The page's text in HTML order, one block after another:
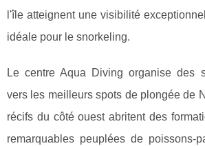
l'île atteignent une visibilité
idéale pour le snorkeling.
Le centre Aqua Diving organise des
vers les meilleurs spots de plongée de
récifs du côté ouest abritent des
remarquables peuplées de poissons-